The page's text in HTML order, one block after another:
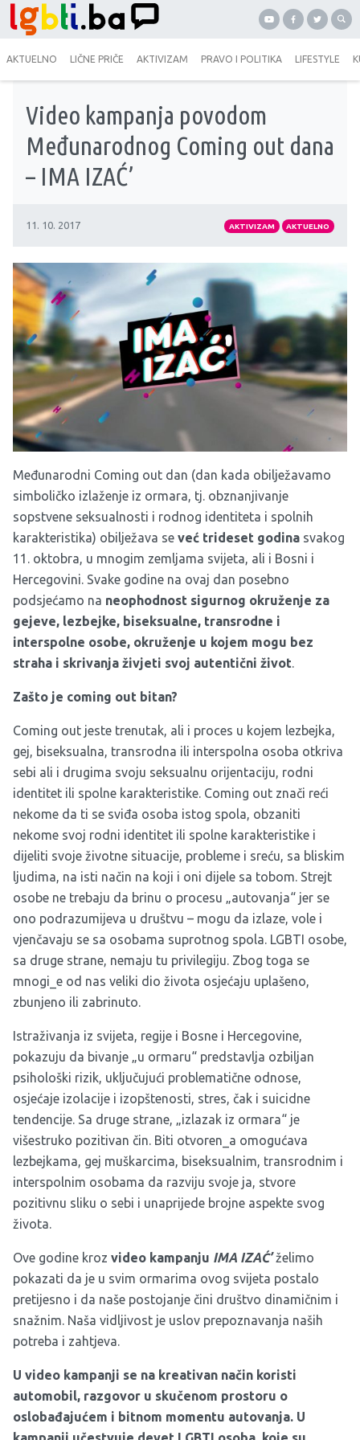
AKTUELNO LIČNE PRIČE AKTIVIZAM PRAVO I POLITIKA LIFESTYLE
Video kampanja povodom
Međunarodnog Coming out dana
– IMA IZAĆ’
11. 10. 2017 AKTIVIZAM AKTUELNO
Međunarodni Coming out dan (dan kada obilježavamo
simboličko izlaženje iz ormara, tj. obznanjivanje
sopstvene seksualnosti i rodnog identiteta i spolnih
karakteristika) obilježava se već trideset godina svakog
11. oktobra, u mnogim zemljama svijeta, ali i Bosni i
Hercegovini. Svake godine na ovaj dan posebno
podsjećamo na neophodnost sigurnog okruženje za
gejeve, lezbejke, biseksualne, transrodne i
interspolne osobe, okruženje u kojem mogu bez
straha i skrivanja živjeti svoj autentični život.
Zašto je coming out bitan?
Coming out jeste trenutak, ali i proces u kojem lezbejka,
gej, biseksualna, transrodna ili interspolna osoba otkriva
sebi ali i drugima svoju seksualnu orijentaciju, rodni
identitet ili spolne karakteristike. Coming out znači reći
nekome da ti se sviđa osoba istog spola, obzaniti
nekome svoj rodni identitet ili spolne karakteristike i
dijeliti svoje životne situacije, probleme i sreću, sa bliskim
ljudima, na isti način na koji i oni dijele sa tobom. Strejt
osobe ne trebaju da brinu o procesu „autovanja“ jer se
ono podrazumijeva u društvu – mogu da izlaze, vole i
vjenčavaju se sa osobama suprotnog spola. LGBTI osobe,
sa druge strane, nemaju tu privilegiju. Zbog toga se
mnogi_e od nas veliki dio života osjećaju uplašeno,
zbunjeno ili zabrinuto.
Istraživanja iz svijeta, regije i Bosne i Hercegovine,
pokazuju da bivanje „u ormaru“ predstavlja ozbiljan
psihološki rizik, uključujući problematične odnose,
osjećaje izolacije i izopštenosti, stres, čak i suicidne
tendencije. Sa druge strane, „izlazak iz ormara“ je
višestruko pozitivan čin. Biti otvoren_a omogućava
lezbejkama, gej muškarcima, biseksualnim, transrodnim i
interspolnim osobama da razviju svoje ja, stvore
pozitivnu sliku o sebi i unaprijede brojne aspekte svog
života.
Ove godine kroz video kampanju IMA IZAĆ’želimo
pokazati da je u svim ormarima ovog svijeta postalo
pretijesno i da naše postojanje čini društvo dinamičnim i
snažnim. Naša vidljivost je uslov prepoznavanja naših
potreba i zahtjeva.
U video kampanji se na kreativan način koristi
automobil, razgovor u skučenom prostoru o
oslobađajućem i bitnom momentu autovanja. U